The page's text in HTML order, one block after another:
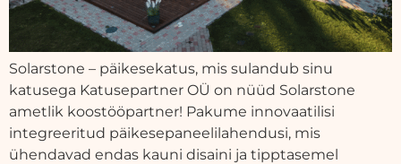
Solarstone – päikesekatus, mis sulandub sinu
katusega Katusepartner OÜ on nüüd Solarstone
ametlik koostööpartner! Pakume innovaatilisi
integreeritud päikesepaneelilahendusi, mis
ühendavad endas kauni disaini ja tipptasemel